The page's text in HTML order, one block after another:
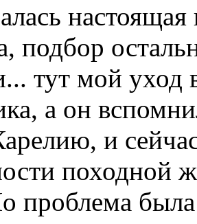
настоящая
подбор
тут мой уход
а он
и
походной
проблема